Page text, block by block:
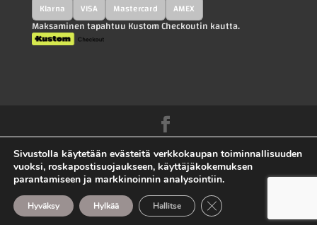
Klarna
VISA Mastercard AMEX
Maksaminen tapahtuu Kustom Checkoutin kautta.
Kah-Parts.fi - Kah-Trucks.fi - Kauppilan
Autohajottamo Oy |Tietosuojaseloste
Toimitusehdot|Ota yhteyttä |Sivuston toteutus
mojovagroup.com.
Sivustolla käytetään evästeitä verkkokaupan toiminnallisuuden
vuoksi, roskapostisuojaukseen, käyttäjäkokemuksen
parantamiseen ja markkinoinnin analysointiin.
Hyväksy Hylkää Hallitse Sulje evästebanneri